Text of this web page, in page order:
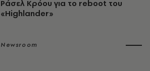
Ράσελ Κρόου για το reboot του
«Highlander»
Newsroom